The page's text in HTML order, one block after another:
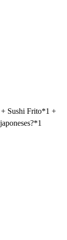
Sushi Frito*1 +